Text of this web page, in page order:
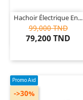
Hachoir Électrique En...
99,000 TND
79,200 TND
Promo Aid
->30%